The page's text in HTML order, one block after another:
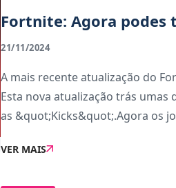
Fortnite: Agora podes
21/11/2024
A mais recente atualização do
Esta nova atualização trás
as &quot;Kicks&quot;.Agora os
VER MAIS